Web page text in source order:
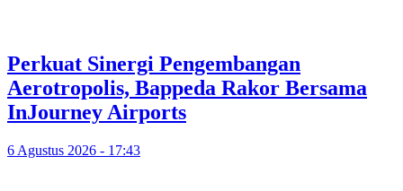
Perkuat Sinergi Pengembangan
Aerotropolis, Bappeda Rakor Bersama
InJourney Airports
6 Agustus 2026 - 17:43